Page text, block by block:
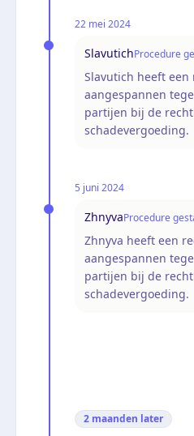
22 mei 2024
SlavutichProcedure
Slavutich heeft een
aangespannen
partijen bij de
schadevergoeding.
5 juni 2024
ZhnyvaProcedure
Zhnyva heeft een
aangespannen
partijen bij de
schadevergoeding.
2 maanden later